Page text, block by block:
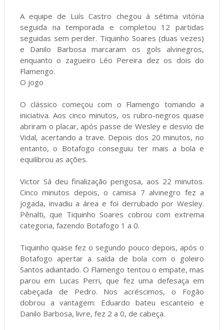
A equipe de Luís Castro chegou à sétima vitória
seguida na temporada e completou 12 partidas
seguidas sem perder. Tiquinho Soares (duas vezes)
e Danilo Barbosa marcaram os gols alvinegros,
enquanto o zagueiro Léo Pereira dez os dois do
Flamengo.
O jogo
O clássico começou com o Flamengo tomando a
iniciativa. Aos cinco minutos, os rubro-negros quase
abriram o placar, após passe de Wesley e desvio de
Vidal, acertando a trave. Depois dos 20 minutos, no
entanto, o Botafogo conseguiu ter mais a bola e
equilibrou as ações.
Victor Sá deu finalização perigosa, aos 22 minutos.
Cinco minutos depois, o camisa 7 alvinegro fez a
jogada, invadiu a área e foi derrubado por Wesley.
Pênalti, que Tiquinho Soares cobrou com extrema
categoria, fazendo Botafogo 1 a 0.
Tiquinho quase fez o segundo pouco depois, após o
Botafogo apertar a saída de bola com o goleiro
Santos adiantado. O Flamengo tentou o empate, mas
parou em Lucas Perri, que fez uma defesaça em
cabeçada de Pedro. Nos acréscimos, o Fogão
dobrou a vantagem: Eduardo bateu escanteio e
Danilo Barbosa, livre, fez 2 a 0, de cabeça.